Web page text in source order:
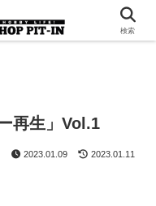
ピットインのウェブサイトです
再生」Vol.1
2023.01.09 2023.01.11
検索